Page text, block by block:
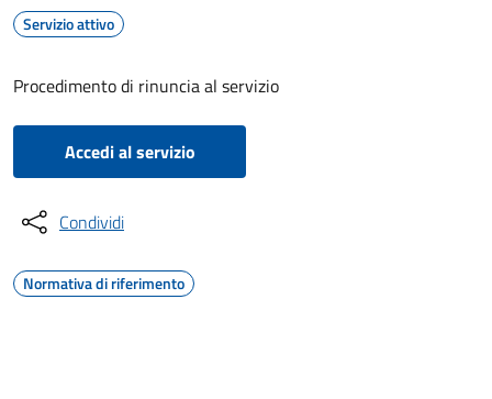
Servizio attivo
Procedimento di rinuncia al servizio
Accedi al servizio
Condividi
Normativa di riferimento